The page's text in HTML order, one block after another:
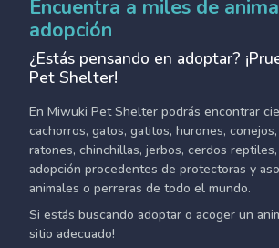
Encuentra a miles de
adopción
¿Estás pensando en adoptar?
Pet Shelter!
En Miwuki Pet Shelter podrás encontrar
cachorros, gatos, gatitos, hurones,
ratones, chinchillas, jerbos, cerdos reptiles,
adopción procedentes de protectoras y
animales o perreras de todo el mundo.
Si estás buscando adoptar o acoger un
sitio adecuado!